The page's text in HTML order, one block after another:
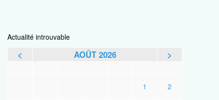
Actualité introuvable
< AOÛT 2026 >
1
2